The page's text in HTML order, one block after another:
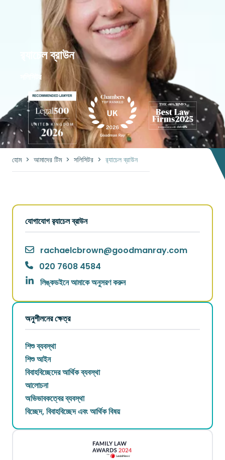
হোম> আমাদের টিম> সলিসিটর > র‍্যাচেল ব্রাউন
র‍্যাচেল ব্রাউন
সলিসিটর
যোগাযোগ র‍্যাচেল ব্রাউন
rachaelcbrown@goodmanray.com
020 7608 4584
লিঙ্কডইনে আমাকে অনুসরণ করুন
অনুশীলনের ক্ষেত্র
শিশু ব্যবস্থা
শিশু আইন
বিবাহবিচ্ছেদের আর্থিক ব্যবস্থা
আলোচনা
অভিভাবকত্বের ব্যবস্থা
বিচ্ছেদ, বিবাহবিচ্ছেদ এবং আর্থিক বিষয়